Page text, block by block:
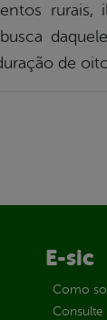
de
E-sic
Como
Consulte